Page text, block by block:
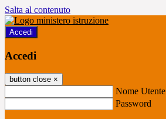
Salta al contenuto
Accedi
Accedi
button close ×
Nome Utente
Password